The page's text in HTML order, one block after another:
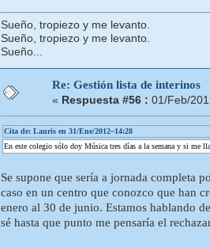
Sueño, tropiezo y me levanto.
Sueño, tropiezo y me levanto.
Sueño...
Re: Gestión lista de interinos
« Respuesta #56 : 01/Feb/
Cita de: Lauris en 31/Ene/2012~14:28
En este colegio sólo doy Música tres días a la semana y si me
Se supone que sería a jornada completa
caso en un centro que conozco que han
enero al 30 de junio. Estamos hablando
sé hasta que punto me pensaría el